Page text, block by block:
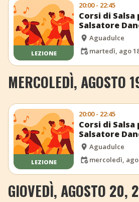
LEZIONE
20:00 - 22:45
Corsi di Salsa
Salsatore
Aguadulce
martedì, ago
MERCOLEDÌ, AGOSTO
LEZIONE
20:00 - 22:45
Corsi di Salsa
Salsatore
Aguadulce
mercoledì, ago
GIOVEDÌ, AGOSTO 20,